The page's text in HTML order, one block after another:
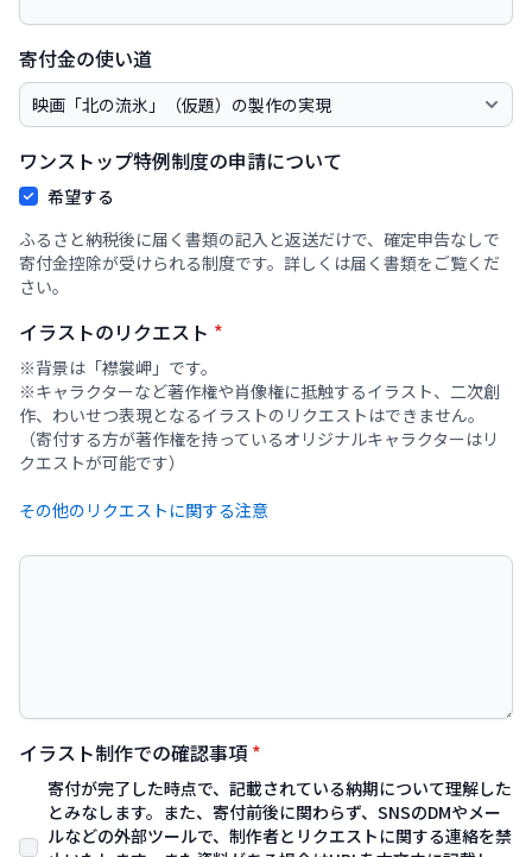
寄付金の使い道
ワンストップ特例制度の申請について
希望する
ふるさと納税後に届く書類の記入と返送だけで、確定申告なしで
寄付金控除が受けられる制度です。詳しくは届く書類をご覧くだ
さい。
イラストのリクエスト *
※背景は「襟裳岬」です。
※キャラクターなど著作権や肖像権に抵触するイラスト、二次創
作、わいせつ表現となるイラストのリクエストはできません。
（寄付する方が著作権を持っているオリジナルキャラクターはリ
イラスト制作での確認事項 *
寄付が完了した時点で、記載されている納期について理解した
とみなします。また、寄付前後に関わらず、SNSのDMやメー
ルなどの外部ツールで、制作者とリクエストに関する連絡を禁